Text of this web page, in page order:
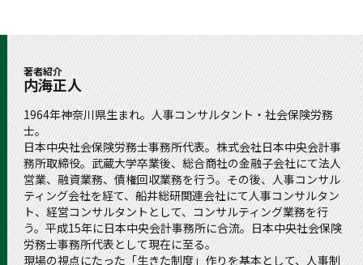
著者紹介
内海正人
1964年神奈川県生まれ。人事コンサルタント・社会保険労務
士。
日本中央社会保険労務士事務所代表。株式会社日本中央会計事
務所取締役。武蔵大学卒業後、総合商社の金融子会社にて法人
営業、融資業務、債権回収業務を行う。その後、人事コンサル
ティング会社を経て、船井総研関連会社にて人事コンサルタン
ト、経営コンサルタントとして、コンサルティング業務を行
う。平成15年に日本中央会計事務所に合流。日本中央社会保険
労務士事務所代表として現在に至る。
現場の視点にたった「生きた制度」作りを基本として、人事制